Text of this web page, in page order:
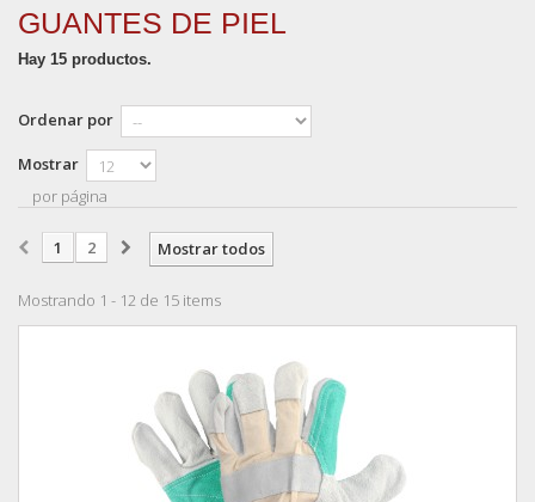
GUANTES DE PIEL
Hay 15 productos.
Ordenar por
Mostrar
por página
Mostrar todos
1 2
Mostrando 1 - 12 de 15 items